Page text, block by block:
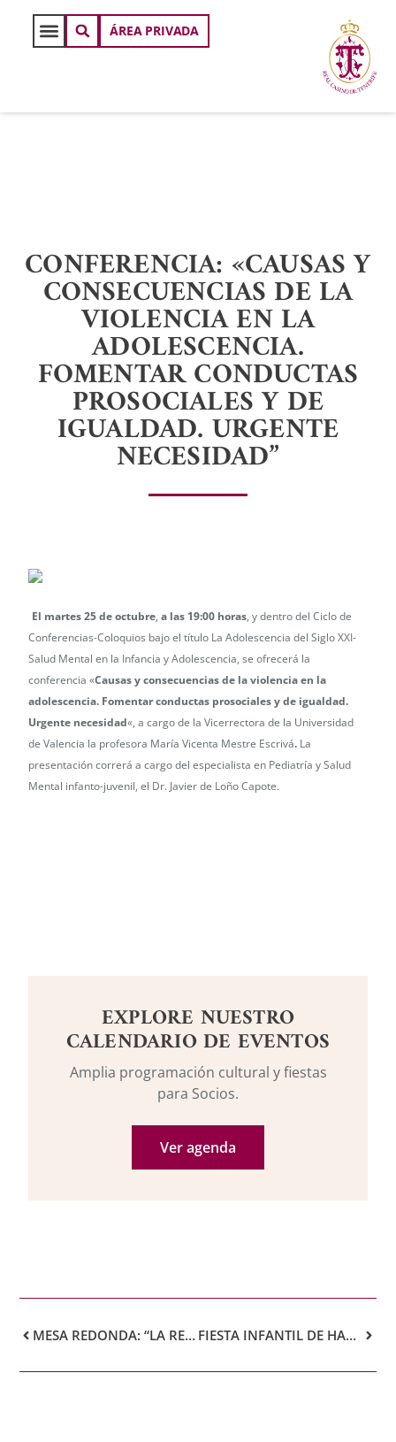
ÁREA PRIVADA
CONFERENCIA: «CAUSAS Y
CONSECUENCIAS DE LA
VIOLENCIA EN LA
ADOLESCENCIA.
FOMENTAR CONDUCTAS
PROSOCIALES Y DE
IGUALDAD. URGENTE
NECESIDAD”
El martes 25 de octubre,a las 19:00 horas, y dentro del Ciclo de
Conferencias-Coloquios bajo el título La Adolescencia del Siglo XXI-
Salud Mental en la Infancia y Adolescencia, se ofrecerá la
conferencia «Causas y consecuencias de la violencia en la
adolescencia. Fomentar conductas prosociales y de igualdad.
Urgente necesidad«, a cargo de la Vicerrectora de la Universidad
de Valencia la profesora María Vicenta Mestre Escrivá. La
presentación correrá a cargo del especialista en Pediatría y Salud
Mental infanto-juvenil, el Dr. Javier de Loño Capote.
EXPLORE NUESTRO
CALENDARIO DE EVENTOS
Amplia programación cultural y fiestas
para Socios.
Ver agenda
MESA REDONDA: “LA REACTIVACIÓN ARQUITECTÓNICA” FIESTA INFANTIL DE HALLOWEEN